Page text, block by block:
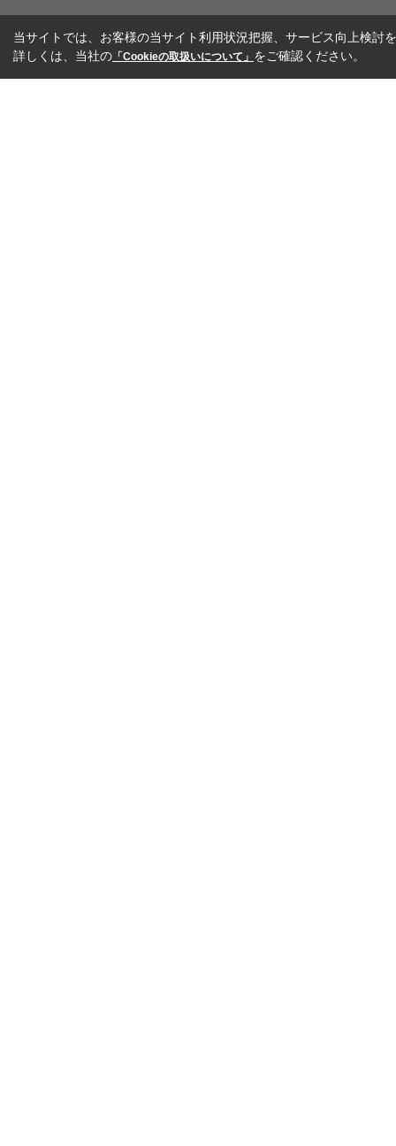
当サイトでは、お客様の当サイト利用状況把握、サービス向上検討
詳しくは、当社の 「Cookieの取扱いについて」 をご確認ください。